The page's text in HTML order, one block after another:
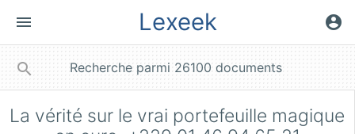
menu Lexeek account_circle
search
La vérité sur le vrai portefeuille magique